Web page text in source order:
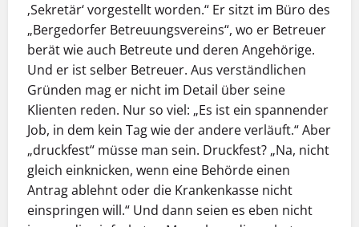
‚Sekretär‘ vorgestellt worden.“ Er sitzt im Büro des
„Bergedorfer Betreuungsvereins“, wo er Betreuer
berät wie auch Betreute und deren Angehörige.
Und er ist selber Betreuer. Aus verständlichen
Gründen mag er nicht im Detail über seine
Klienten reden. Nur so viel: „Es ist ein spannender
Job, in dem kein Tag wie der andere verläuft.“ Aber
„druckfest“ müsse man sein. Druckfest? „Na, nicht
gleich einknicken, wenn eine Behörde einen
Antrag ablehnt oder die Krankenkasse nicht
einspringen will.“ Und dann seien es eben nicht